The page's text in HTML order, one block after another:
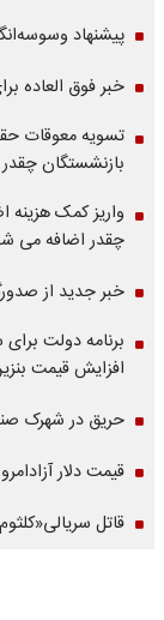
پیشنهاد
خبر فوق العاده
تسویه معوقات
بازنشستگان
واریز کمک
چقدر اضافه می
خبر جدید از
برنامه دولت
افزایش قیمت
حریق در شهرک
قیمت دلار آزادامروز ۱۸ مردادماه
قاتل